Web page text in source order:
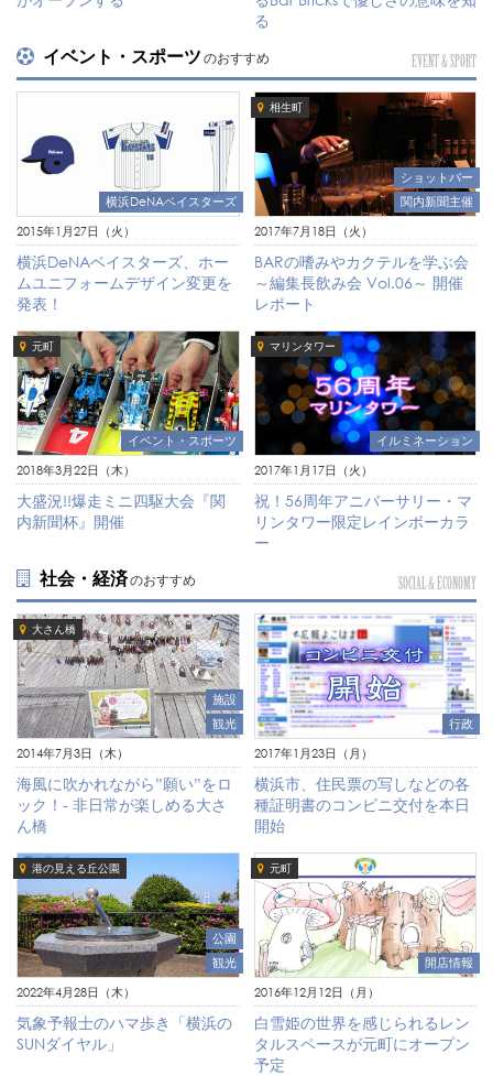
る
イベント・スポーツ のおすすめ EVENT & SPORT
横浜DeNAベイスターズ
2015年1月27日（火）
横浜DeNAベイスターズ、ホー
ムユニフォームデザイン変更を
発表！
相生町
ショットバー
関内新聞主催
2017年7月18日（火）
BARの嗜みやカクテルを学ぶ会
～編集長飲み会 Vol.06～ 開催
レポート
元町
イベント・スポーツ
2018年3月22日（木）
大盛況!!爆走ミニ四駆大会『関
内新聞杯』開催
マリンタワー
イルミネーション
2017年1月17日（火）
祝！56周年アニバーサリー・マ
リンタワー限定レインボーカラ
ー
社会・経済のおすすめ SOCIAL & ECONOMY
大さん橋
施設
観光
2014年7月3日（木）
海風に吹かれながら”願い”をロ
ック！- 非日常が楽しめる大さ
ん橋
行政
2017年1月23日（月）
横浜市、住民票の写しなどの各
種証明書のコンビニ交付を本日
開始
港の見える丘公園
公園
観光
2022年4月28日（木）
気象予報士のハマ歩き「横浜の
SUNダイヤル」
元町
開店情報
2016年12月12日（月）
白雪姫の世界を感じられるレン
タルスペースが元町にオープン
予定